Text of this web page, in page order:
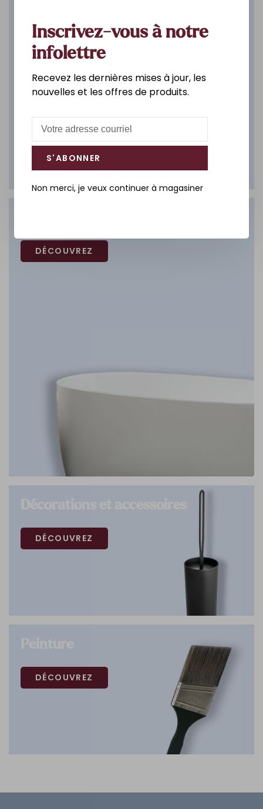
DÉCOUVREZ
DÉCOUVREZ
DÉCOUVREZ
Inscrivez-vous à notre
infolettre
Recevez les dernières mises à jour, les
nouvelles et les offres de produits.
S'ABONNER
Non merci, je veux continuer à magasiner